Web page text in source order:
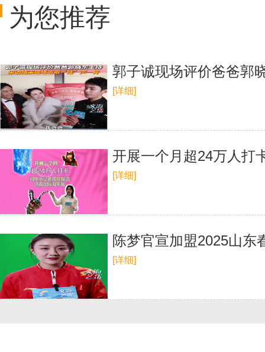
为您推荐
郭子诚现场评价爸爸郭
[详细]
开展一个月超24万人打
[详细]
陈梦官宣加盟2025山
[详细]